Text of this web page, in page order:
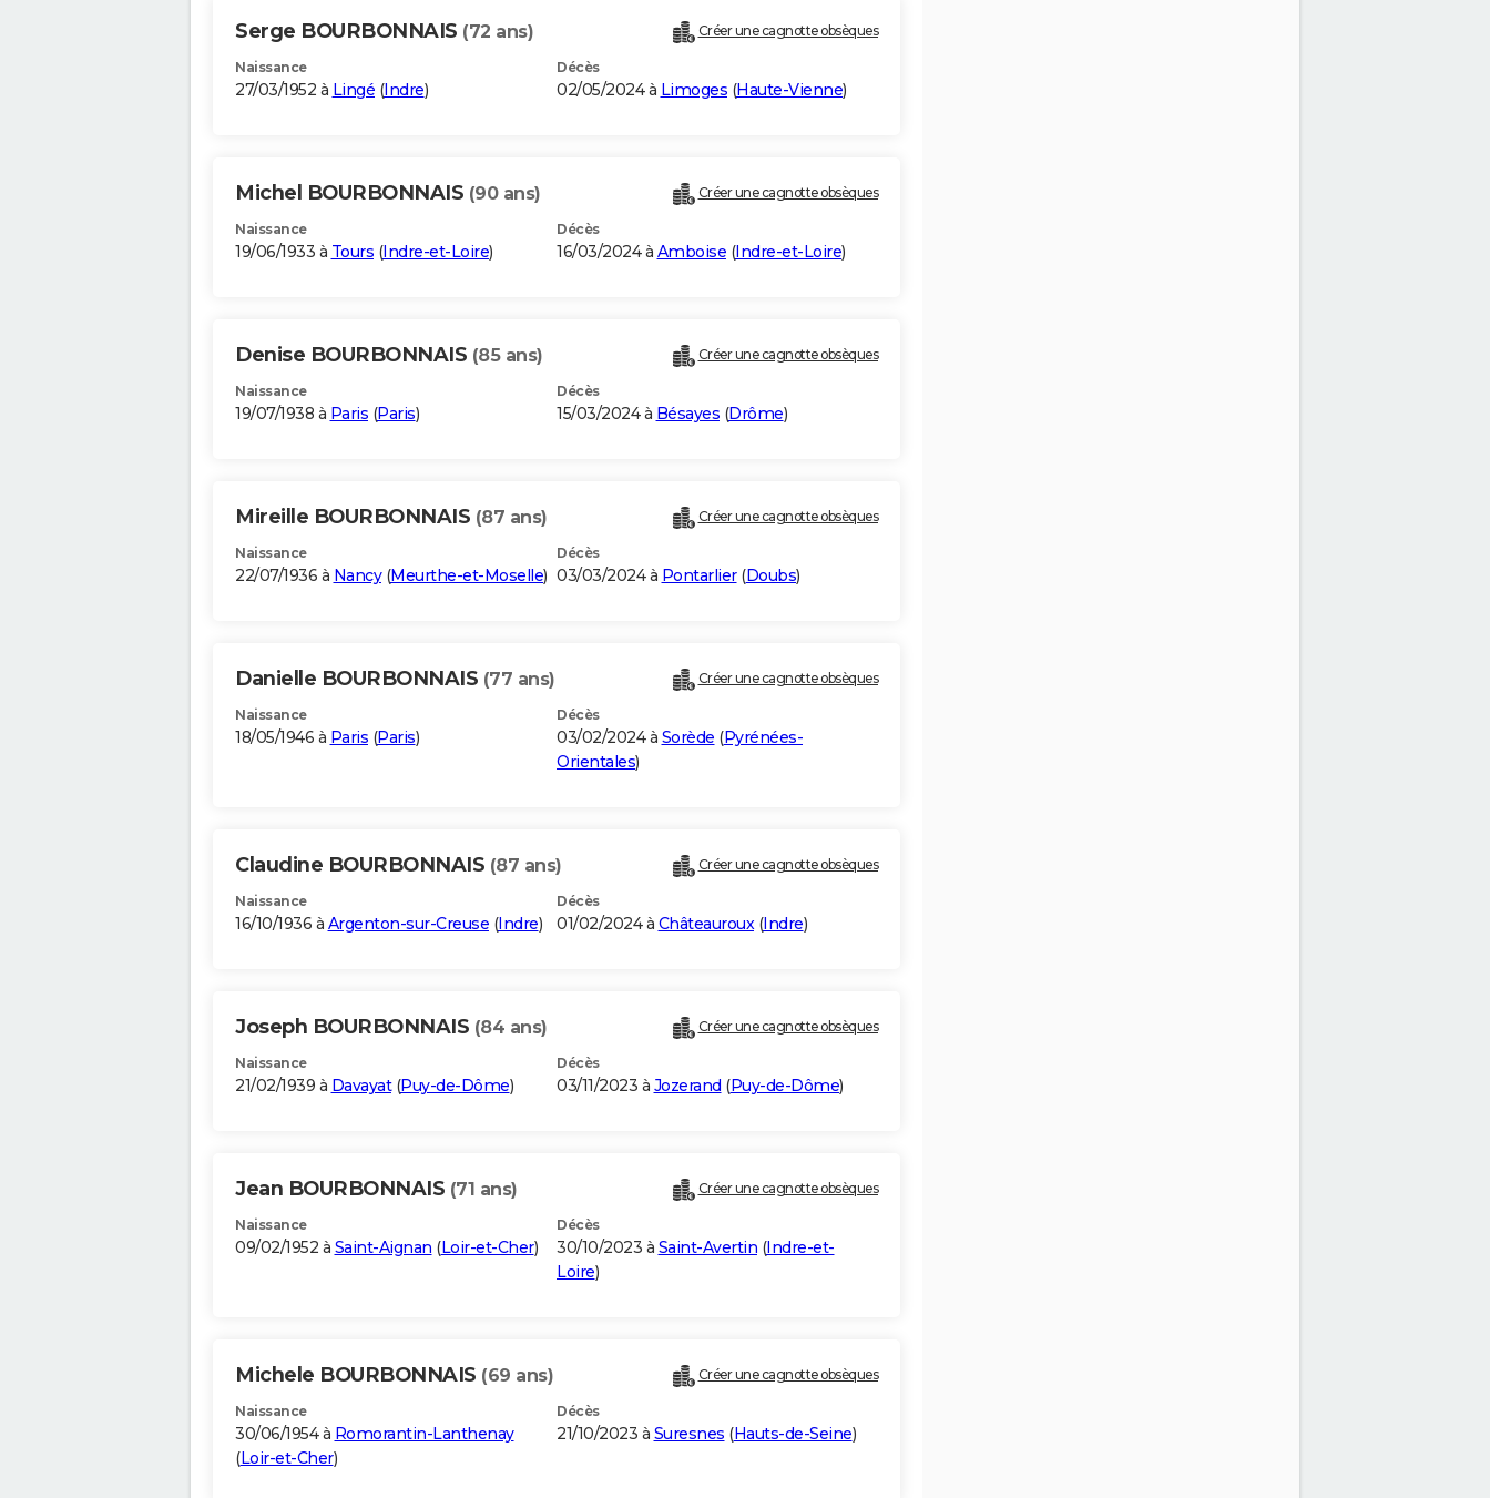
Serge BOURBONNAIS (72 ans) Créer une cagnotte obsèques
Naissance
27/03/1952 à Lingé (Indre)
Décès
02/05/2024 à Limoges (Haute-Vienne)
Michel BOURBONNAIS (90 ans) Créer une cagnotte obsèques
Naissance
19/06/1933 à Tours (Indre-et-Loire)
Décès
16/03/2024 à Amboise (Indre-et-Loire)
Denise BOURBONNAIS (85 ans) Créer une cagnotte obsèques
Naissance
19/07/1938 à Paris (Paris)
Décès
15/03/2024 à Bésayes (Drôme)
Mireille BOURBONNAIS (87 ans) Créer une cagnotte obsèques
Naissance
22/07/1936 à Nancy(Meurthe-et-Moselle)
Décès
03/03/2024 à Pontarlier(Doubs)
Danielle BOURBONNAIS (77 ans) Créer une cagnotte obsèques
Naissance
18/05/1946 à Paris (Paris)
Décès
03/02/2024 à Sorède (Pyrénées-
Orientales)
Claudine BOURBONNAIS (87 ans) Créer une cagnotte obsèques
Naissance
16/10/1936 à Argenton-sur-Creuse (Indre)
Décès
01/02/2024 à Châteauroux(Indre)
Joseph BOURBONNAIS (84 ans) Créer une cagnotte obsèques
Naissance
21/02/1939 à Davayat(Puy-de-Dôme)
Décès
03/11/2023 à Jozerand (Puy-de-Dôme)
Jean BOURBONNAIS (71 ans) Créer une cagnotte obsèques
Naissance
09/02/1952 à Saint-Aignan (Loir-et-Cher)
Décès
30/10/2023 à Saint-Avertin (Indre-et-
Loire)
Michele BOURBONNAIS (69 ans) Créer une cagnotte obsèques
Naissance
30/06/1954 à Romorantin-Lanthenay
(Loir-et-Cher)
Décès
21/10/2023 à Suresnes (Hauts-de-Seine)